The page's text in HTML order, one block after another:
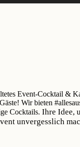
Event-Cocktail &
Gäste! Wir bieten
Cocktails. Ihre Idee,
unvergesslich